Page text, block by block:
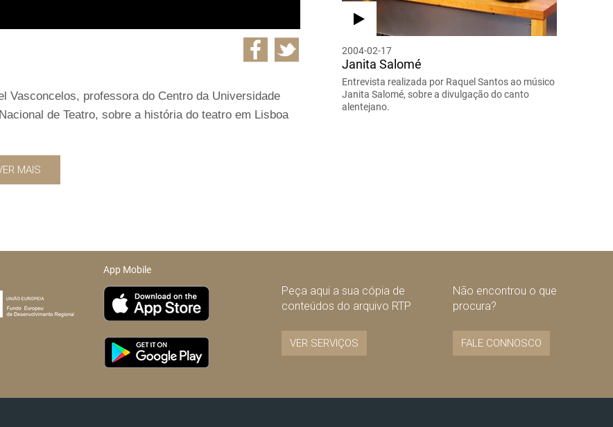
Vasconcelos, professora do Centro da Universidade
de Teatro, sobre a história do teatro em Lisboa
MAIS
2004-02-17
Janita Salomé
Entrevista realizada por Raquel Santos ao músico
Janita Salomé, sobre a divulgação do canto
alentejano.
App Mobile
Peça aqui a sua cópia de
conteúdos do arquivo RTP
VER SERVIÇOS
Não encontrou o que
procura?
FALE CONNOSCO